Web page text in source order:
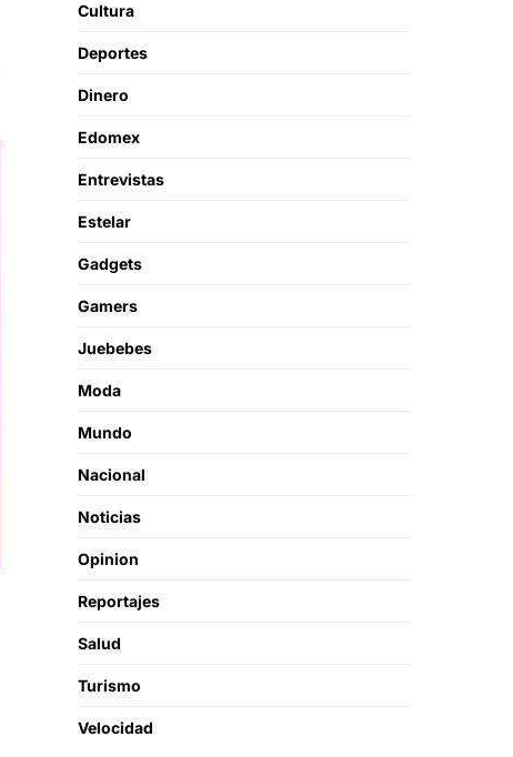
Cultura
Deportes
Dinero
Edomex
Entrevistas
Estelar
Gadgets
Gamers
Juebebes
Moda
Mundo
Nacional
Noticias
Opinion
Reportajes
Salud
Turismo
Velocidad